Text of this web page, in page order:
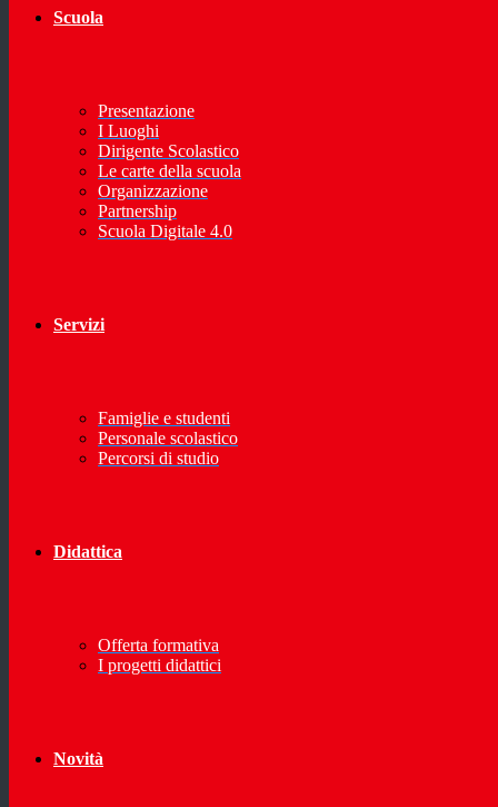
Scuola
Presentazione
I Luoghi
Dirigente Scolastico
Le carte della scuola
Organizzazione
Partnership
Scuola Digitale 4.0
Servizi
Famiglie e studenti
Personale scolastico
Percorsi di studio
Didattica
Offerta formativa
I progetti didattici
Novità